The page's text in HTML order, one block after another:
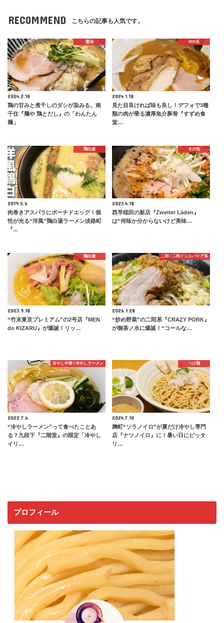
RECOMMEND こちらの記事も人気です。
醤油
2024.2.18
鶏の甘みと煮干しのダシが染みる。南
千住『麺や 鶏とだし』の「わんたん
麺」
MIX系
2024.1.18
見た目良ければ味も良し！デフォで3種
類の肉が乗る濃厚魚介豚骨『すずめ食
堂…
鶏白湯
2019.5.6
肉巻きアスパラにポーチドエッグ！個
性が光る“洋風”鶏白湯ラーメン淡路町
『…
その他
2023.4.18
西早稲田の新店『Zweiter Läden』
は“何味か分からないけど美味…
鶏白湯
2023.9.18
“竹末東京プレミアム”の2号店『MEN
do KIZARU』が爆誕！リッ…
二郎 / 二郎インスパイア系
2026.1.28
“炒め野菜”の二郎系『CRAZY PORK』
が御茶ノ水に爆誕！“コールな…
冷やし中華 / 冷やしラーメン
2022.7.6
“冷やしラーメン”って食べたことあ
る？九段下『二階堂』の限定「冷やし
イリ…
つけ麺
2024.7.10
麹町“ソラノイロ”が夏だけ冷やし専門
店『ナツノイロ』に！暑い日にピッタ
リ…
プロフィール